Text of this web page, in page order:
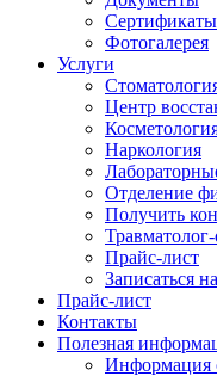
Сертификаты
Фотогалерея
Услуги
Центр
Наркология
Отделение
Получить
Прайс-лист
Записаться
Прайс-лист
Контакты
Полезная
Информация